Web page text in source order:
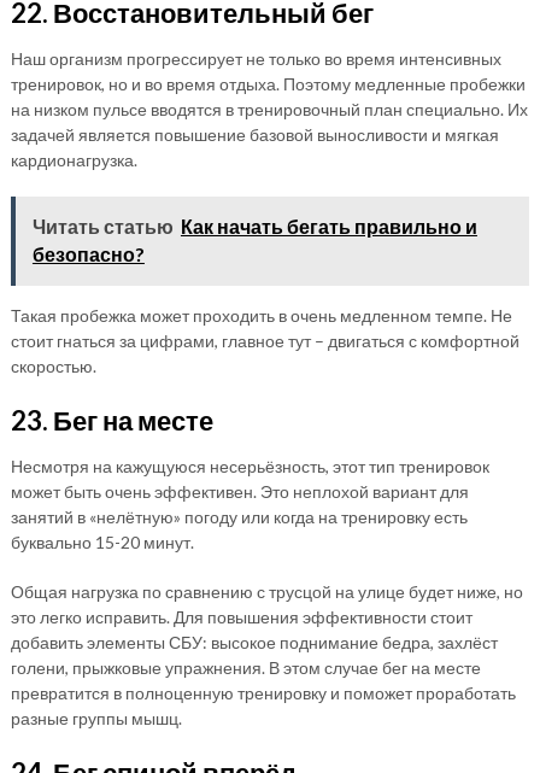
22. Восстановительный бег
Наш организм прогрессирует не только во время интенсивных
тренировок, но и во время отдыха. Поэтому медленные пробежки
на низком пульсе вводятся в тренировочный план специально. Их
задачей является повышение базовой выносливости и мягкая
кардионагрузка.
Читать статью Как начать бегать правильно и
безопасно?
Такая пробежка может проходить в очень медленном темпе. Не
стоит гнаться за цифрами, главное тут – двигаться с комфортной
скоростью.
23. Бег на месте
Несмотря на кажущуюся несерьёзность, этот тип тренировок
может быть очень эффективен. Это неплохой вариант для
занятий в «нелётную» погоду или когда на тренировку есть
буквально 15-20 минут.
Общая нагрузка по сравнению с трусцой на улице будет ниже, но
это легко исправить. Для повышения эффективности стоит
добавить элементы СБУ: высокое поднимание бедра, захлёст
голени, прыжковые упражнения. В этом случае бег на месте
превратится в полноценную тренировку и поможет проработать
разные группы мышц.